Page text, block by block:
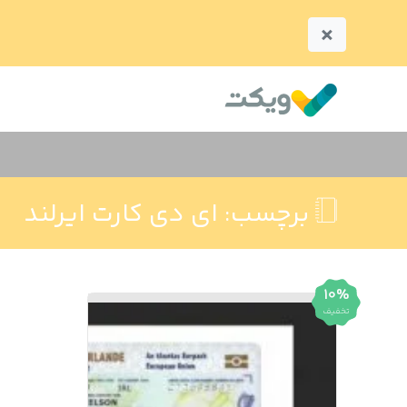
×
برچسب: ای دی کارت ایرلند
10%
تخفیف